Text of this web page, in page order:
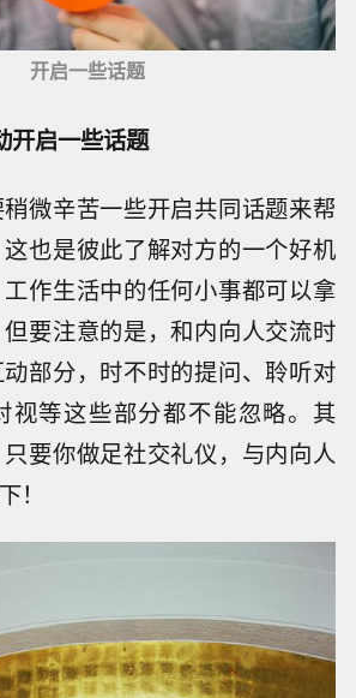
开启一些话题
开启一些话题
微辛苦一些开启共同话题来帮
也是彼此了解对方的一个好机
作生活中的任何小事都可以拿
要注意的是，和内向人交流时
部分，时不时的提问、聆听对
视等这些部分都不能忽略。其
要你做足社交礼仪，与内向人
！